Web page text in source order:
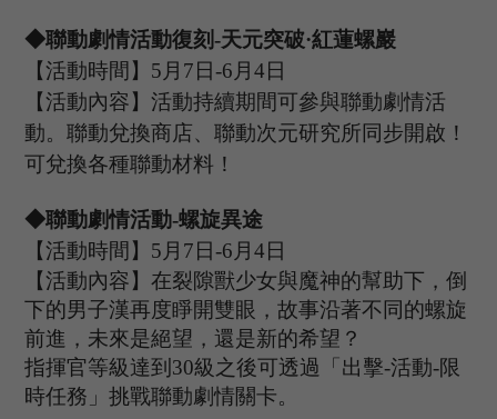
◆聯動劇情活動復刻-天元突破·紅蓮螺巖
【活動時間】 5 月 7日-6 月4日
【活動內容】活動持續期間可參與聯動劇情活
動。聯動兌換商店、聯動次元研究所同步開啟！
可兌換各種聯動材料！
◆聯動劇情活動-螺旋異途
【活動時間】 5 月 7日-6 月4日
【活動內容】在裂隙獸少女與魔神的幫助下，倒
下的男子漢再度睜開雙眼，故事沿著不同的螺旋
前進，未來是絕望，還是新的希望？
指揮官等級達到 30級之後可透過「 出擊-活動-限
時任務 」挑戰聯動劇情關卡。